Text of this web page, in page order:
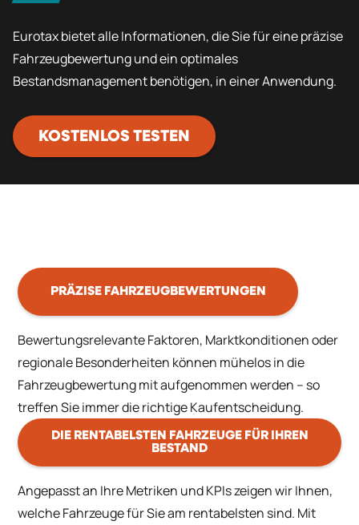
Eurotax bietet alle Informationen, die Sie für eine präzise
Fahrzeugbewertung und ein optimales
Bestandsmanagement benötigen, in einer Anwendung.
KOSTENLOS TESTEN
PRÄZISE FAHRZEUGBEWERTUNGEN
Bewertungsrelevante Faktoren, Marktkonditionen oder
regionale Besonderheiten können mühelos in die
Fahrzeugbewertung mit aufgenommen werden – so
treffen Sie immer die richtige Kaufentscheidung.
DIE RENTABELSTEN FAHRZEUGE FÜR IHREN
BESTAND
Angepasst an Ihre Metriken und KPIs zeigen wir Ihnen,
welche Fahrzeuge für Sie am rentabelsten sind. Mit